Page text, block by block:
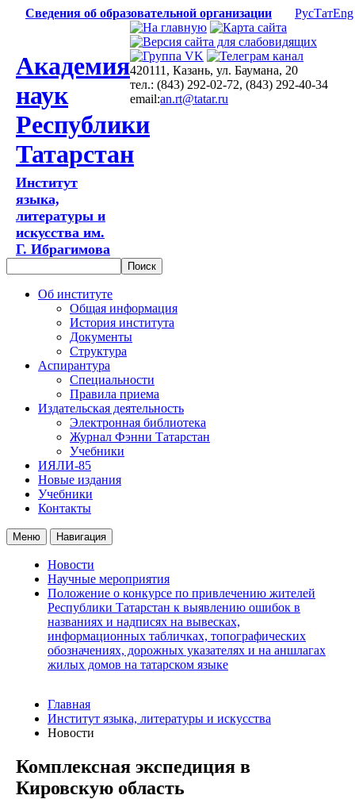
Сведения об образовательной организации РусТатEng
Академия
наук
Республики
Татарстан
Институт
языка,
литературы и
искусства им.
Г. Ибрагимова
420111, Казань, ул. Баумана, 20
тел.: (843) 292-02-72, (843) 292-40-34
email:an.rt@tatar.ru
Об институте
Общая информация
История института
Документы
Структура
Аспирантура
Специальности
Правила приема
Издательская деятельность
Электронная библиотека
Журнал Фэнни Татарстан
Учебники
ИЯЛИ-85
Новые издания
Учебники
Контакты
Меню Навигация
Новости
Научные мероприятия
Положение о конкурсе по привлечению жителей
Республики Татарстан к выявлению ошибок в
названиях и надписях на вывесках,
информационных табличках, топографических
обозначениях, дорожных указателях и на аншлагах
жилых домов на татарском языке
Главная
Институт языка, литературы и искусства
Новости
Комплексная экспедиция в
Кировскую область